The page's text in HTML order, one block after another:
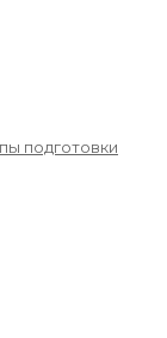
подготовки